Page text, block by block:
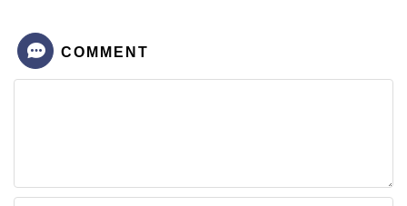
COMMENT